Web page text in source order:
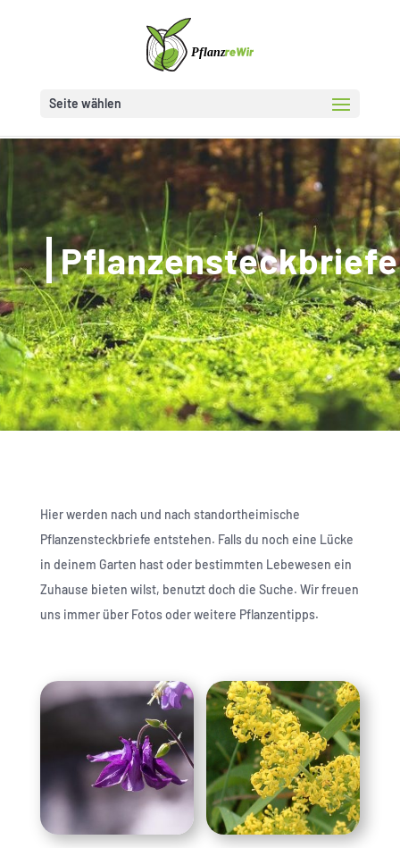
Seite wählen
Pflanzensteckbriefe
Hier werden nach und nach standortheimische
Pflanzensteckbriefe entstehen. Falls du noch eine Lücke
in deinem Garten hast oder bestimmten Lebewesen ein
Zuhause bieten wilst, benutzt doch die Suche. Wir freuen
uns immer über Fotos oder weitere Pflanzentipps.